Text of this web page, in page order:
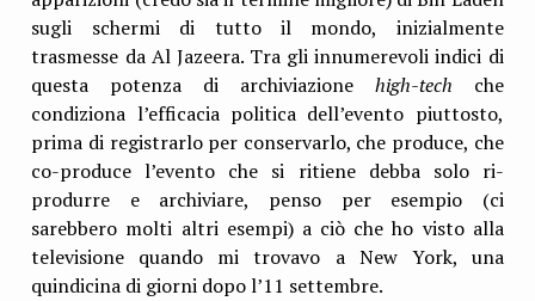
sugli schermi di tutto il mondo, inizialmente
trasmesse da Al Jazeera. Tra gli innumerevoli indici di
questa potenza di archiviazione high-tech che
condiziona l’efficacia politica dell’evento piuttosto,
prima di registrarlo per conservarlo, che produce, che
co-produce l’evento che si ritiene debba solo ri-
produrre e archiviare, penso per esempio (ci
sarebbero molti altri esempi) a ciò che ho visto alla
televisione quando mi trovavo a New York, una
quindicina di giorni dopo l’11 settembre.